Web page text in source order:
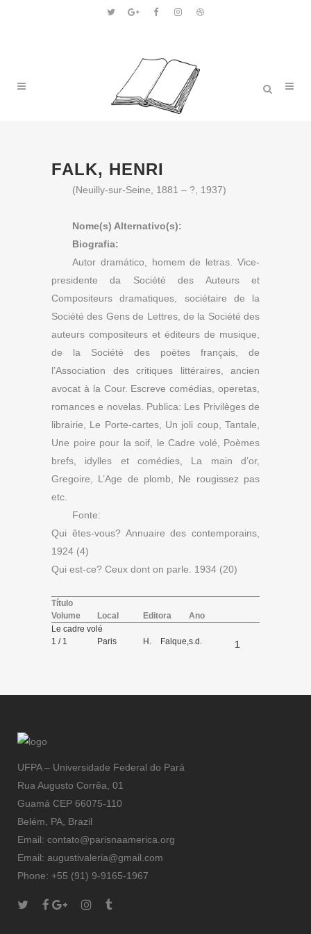
FALK, HENRI
(Neuilly-sur-Seine, 1881 – ?, 1937)
Nome(s) Alternativo(s):
Biografia:
Autor dramático, homem de letras. Vice-
presidente da Société des Auteurs et
Compositeurs dramatiques, sociétaire de la
Société des Gens de Lettres, de la Société des
auteurs compositeurs et éditeurs de musique,
de la Société des poètes français, de
l’Association des critiques littéraires, ancien
avocat à la Cour. Escreve comédias, operetas,
romances e novelas. Publica: Les Privilèges de
librairie, Le Porte-cartes, Un joli coup, Tantale,
Une poire pour la soif, le Cadre volé, Poèmes
brefs, idylles et comédies, La main d’or,
Gregoire, L’Age de plomb, Ne rougissez pas
etc.
Fonte:
Qui êtes-vous? Annuaire des contemporains,
1924 (4)
Qui est-ce? Ceux dont on parle. 1934 (20)
Título
Volume
Local Editora
Ano
Le cadre volé
1 / 1
Paris
H. Falque,s.d. 1
UFPA – Universidade Federal do Pará
Rua Augusto Corrêa, 01
Guamá CEP 66075-110
Belém, PA, Brazil
Email: contato@parisnaamerica.org
Email: augustivaleria@gmail.com
Phone: +55 (91) 9-9165-1967